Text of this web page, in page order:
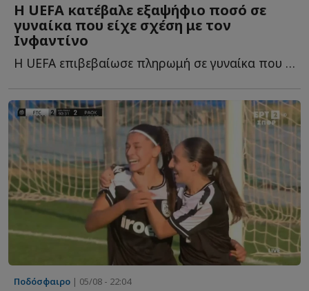
Η UEFA κατέβαλε εξαψήφιο ποσό σε
γυναίκα που είχε σχέση με τον
Ινφαντίνο
Η UEFA επιβεβαίωσε πληρωμή σε γυναίκα που φέρεται να ε...
Ποδόσφαιρο | 05/08 - 22:04